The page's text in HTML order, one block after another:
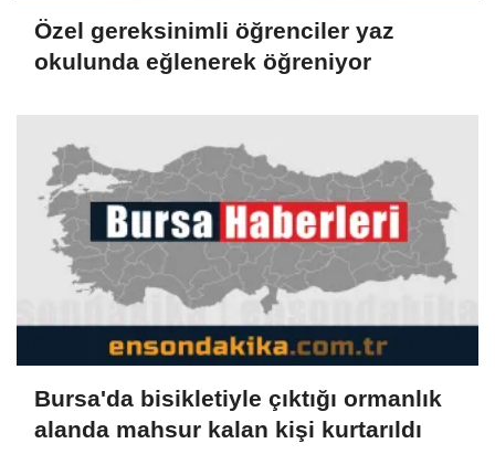
Özel gereksinimli öğrenciler yaz
okulunda eğlenerek öğreniyor
Bursa'da bisikletiyle çıktığı ormanlık
alanda mahsur kalan kişi kurtarıldı